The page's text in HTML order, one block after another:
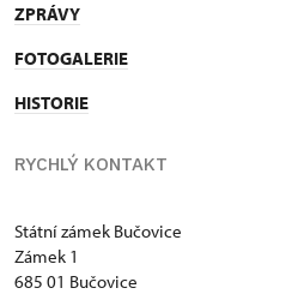
ZPRÁVY
FOTOGALERIE
HISTORIE
RYCHLÝ KONTAKT
Státní zámek Bučovice
Zámek 1
685 01 Bučovice